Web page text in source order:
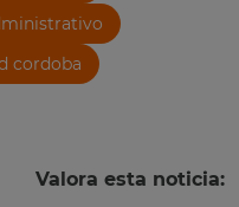
cordoba
Valora esta noticia: